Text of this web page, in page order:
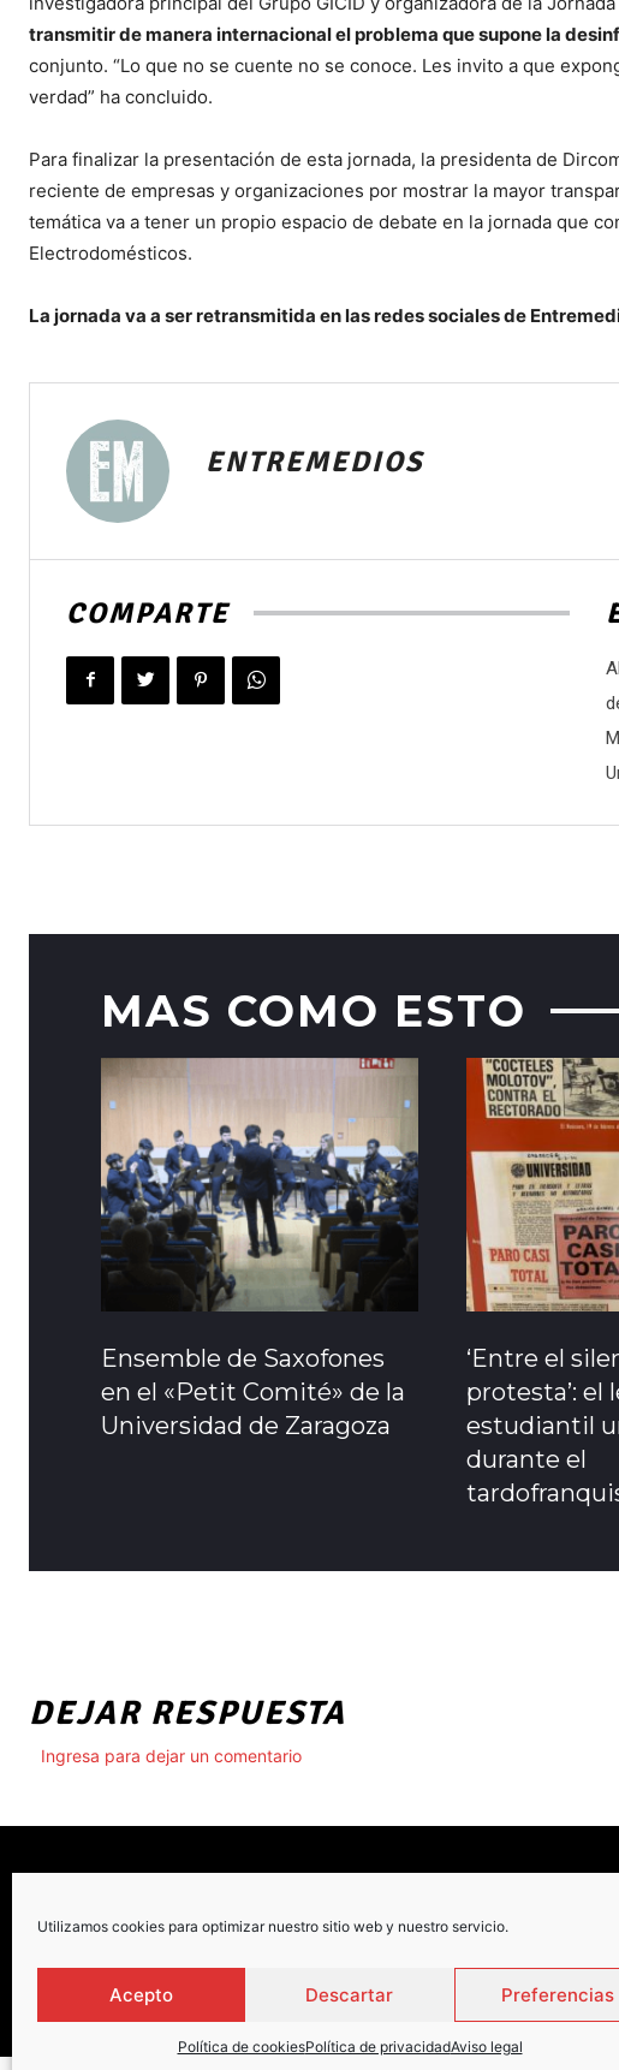
Utilizamos cookies para optimizar nuestro sitio web y nuestro servicio.
Acepto Descartar Preferencias
Política de cookiesPolítica de privacidadAviso legal
transmitir de manera internacional el problema que supone la
conjunto. “Lo que no se cuente no se conoce. Les invito a que
verdad” ha concluido.
Para finalizar la presentación de esta jornada, la presidenta de
reciente de empresas y organizaciones por mostrar la mayor
temática va a tener un propio espacio de debate en la jornada que
Electrodomésticos.
La jornada va a ser retransmitida en las redes sociales de
ENTREMEDIOS
COMPARTE
MAS COMO ESTO
Ensemble de Saxofones
en el «Petit Comité» de la
Universidad de Zaragoza
‘Entre el
protesta’: el
estudiantil
durante el
DEJAR RESPUESTA
Ingresa para dejar un comentario